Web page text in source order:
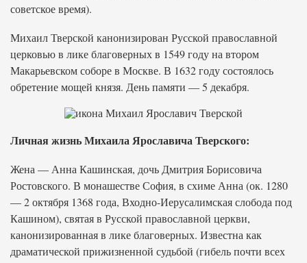
советское время).
Михаил Тверской канонизирован Русской православной
церковью в лике благоверных в 1549 году на втором
Макарьевском соборе в Москве. В 1632 году состоялось
обретение мощей князя. День памяти — 5 декабря.
Личная жизнь Михаила Ярославича Тверского:
Жена — Анна Кашинская, дочь Дмитрия Борисовича
Ростовского. В монашестве София, в схиме Анна (ок. 1280
— 2 октября 1368 года, Входно-Иерусалимская слобода под
Кашином), святая в Русской православной церкви,
канонизированная в лике благоверных. Известна как
драматической прижизненной судьбой (гибель почти всех